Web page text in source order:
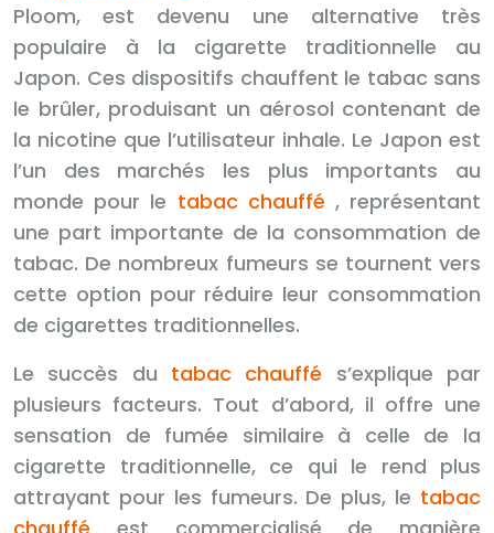
Ploom, est devenu une alternative très
populaire à la cigarette traditionnelle au
Japon. Ces dispositifs chauffent le tabac sans
le brûler, produisant un aérosol contenant de
la nicotine que l’utilisateur inhale. Le Japon est
l’un des marchés les plus importants au
monde pour le tabac chauffé , représentant
une part importante de la consommation de
tabac. De nombreux fumeurs se tournent vers
cette option pour réduire leur consommation
de cigarettes traditionnelles.
Le succès du tabac chauffé s’explique par
plusieurs facteurs. Tout d’abord, il offre une
sensation de fumée similaire à celle de la
cigarette traditionnelle, ce qui le rend plus
attrayant pour les fumeurs. De plus, le tabac